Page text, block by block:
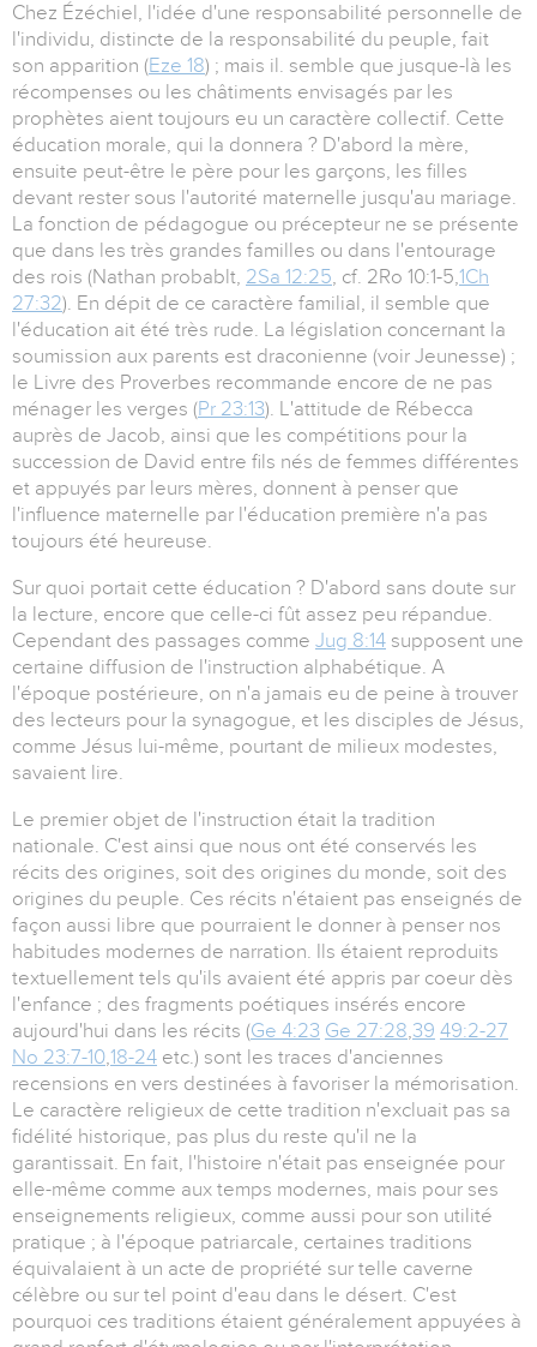
Chez Ézéchiel, l'idée d'une responsabilité personnelle de
l'individu, distincte de la responsabilité du peuple, fait
son apparition (Eze 18) ; mais il. semble que jusque-là les
récompenses ou les châtiments envisagés par les
prophètes aient toujours eu un caractère collectif. Cette
éducation morale, qui la donnera ? D'abord la mère,
ensuite peut-être le père pour les garçons, les filles
devant rester sous l'autorité maternelle jusqu'au mariage.
La fonction de pédagogue ou précepteur ne se présente
que dans les très grandes familles ou dans l'entourage
des rois (Nathan probablt, 2Sa 12:25, cf. 2Ro 10:1-5,1Ch
27:32). En dépit de ce caractère familial, il semble que
l'éducation ait été très rude. La législation concernant la
soumission aux parents est draconienne (voir Jeunesse) ;
le Livre des Proverbes recommande encore de ne pas
ménager les verges (Pr 23:13). L'attitude de Rébecca
auprès de Jacob, ainsi que les compétitions pour la
succession de David entre fils nés de femmes différentes
et appuyés par leurs mères, donnent à penser que
l'influence maternelle par l'éducation première n'a pas
toujours été heureuse.
Sur quoi portait cette éducation ? D'abord sans doute sur
la lecture, encore que celle-ci fût assez peu répandue.
Cependant des passages comme Jug 8:14 supposent une
certaine diffusion de l'instruction alphabétique. A
l'époque postérieure, on n'a jamais eu de peine à trouver
des lecteurs pour la synagogue, et les disciples de Jésus,
comme Jésus lui-même, pourtant de milieux modestes,
savaient lire.
Le premier objet de l'instruction était la tradition
nationale. C'est ainsi que nous ont été conservés les
récits des origines, soit des origines du monde, soit des
origines du peuple. Ces récits n'étaient pas enseignés de
façon aussi libre que pourraient le donner à penser nos
habitudes modernes de narration. Ils étaient reproduits
textuellement tels qu'ils avaient été appris par coeur dès
l'enfance ; des fragments poétiques insérés encore
aujourd'hui dans les récits (Ge 4:23 Ge 27:28,39 49:2-27
No 23:7-10,18-24 etc.) sont les traces d'anciennes
recensions en vers destinées à favoriser la mémorisation.
Le caractère religieux de cette tradition n'excluait pas sa
fidélité historique, pas plus du reste qu'il ne la
garantissait. En fait, l'histoire n'était pas enseignée pour
elle-même comme aux temps modernes, mais pour ses
enseignements religieux, comme aussi pour son utilité
pratique ; à l'époque patriarcale, certaines traditions
équivalaient à un acte de propriété sur telle caverne
célèbre ou sur tel point d'eau dans le désert. C'est
pourquoi ces traditions étaient généralement appuyées à